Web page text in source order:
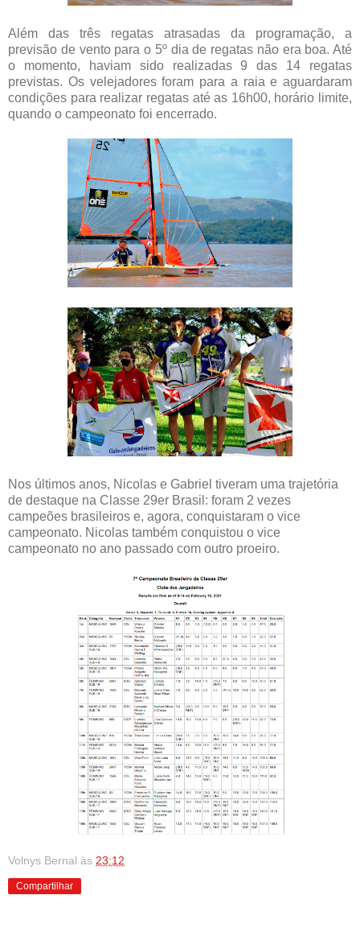
Além das três regatas atrasadas da programação, a
previsão de vento para o 5º dia de regatas não era boa. Até
o momento, haviam sido realizadas 9 das 14 regatas
previstas. Os velejadores foram para a raia e aguardaram
condições para realizar regatas até as 16h00, horário limite,
quando o campeonato foi encerrado.
Nos últimos anos, Nicolas e Gabriel tiveram uma trajetória
de destaque na Classe 29er Brasil: foram 2 vezes
campeões brasileiros e, agora, conquistaram o vice
campeonato. Nicolas também conquistou o vice
campeonato no ano passado com outro proeiro.
Volnys Bernal às 23:12
Compartilhar